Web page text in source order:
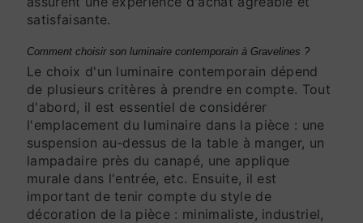
satisfaisante.
Comment choisir son luminaire contemporain à Gravelines ?
Le choix d'un luminaire contemporain dépend
de plusieurs critères à prendre en compte. Tout
d'abord, il est essentiel de considérer
l'emplacement du luminaire dans la pièce : une
suspension au-dessus de la table à manger, un
lampadaire près du canapé, une applique
murale dans l'entrée, etc. Ensuite, il est
important de tenir compte du style de
décoration de la pièce : minimaliste, industriel,